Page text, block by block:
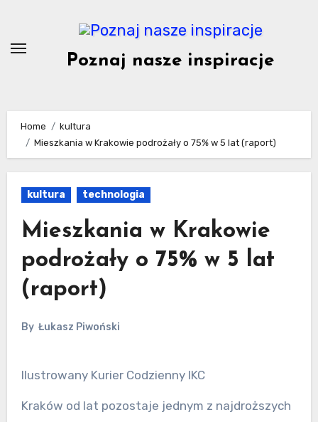
content
Poznaj nasze inspiracje
Home
kultura
Mieszkania w Krakowie podrożały o 75% w 5 lat (raport)
kultura technologia
Mieszkania w Krakowie
podrożały o 75% w 5 lat
(raport)
By Łukasz Piwoński
Ilustrowany Kurier Codzienny IKC
Kraków od lat pozostaje jednym z najdroższych